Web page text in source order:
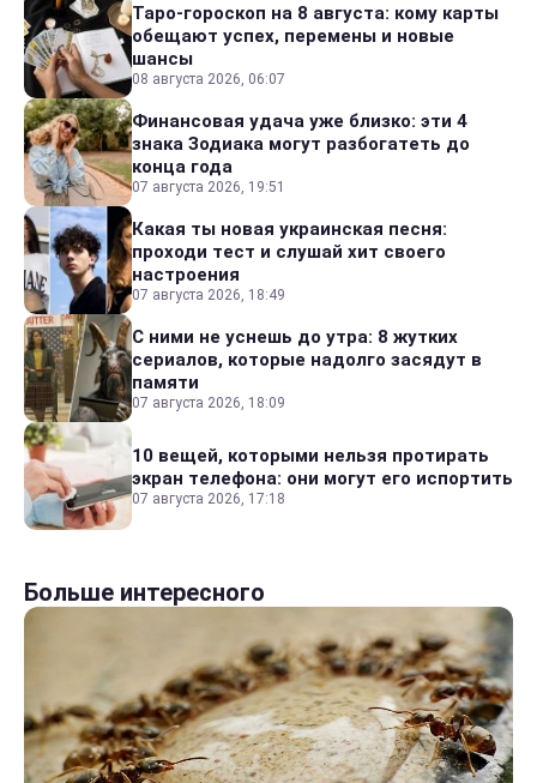
Таро-гороскоп на 8 августа: кому карты
обещают успех, перемены и новые
шансы
08 августа 2026, 06:07
Финансовая удача уже близко: эти 4
знака Зодиака могут разбогатеть до
конца года
07 августа 2026, 19:51
Какая ты новая украинская песня:
проходи тест и слушай хит своего
настроения
07 августа 2026, 18:49
С ними не уснешь до утра: 8 жутких
сериалов, которые надолго засядут в
памяти
07 августа 2026, 18:09
10 вещей, которыми нельзя протирать
экран телефона: они могут его испортить
07 августа 2026, 17:18
Больше интересного